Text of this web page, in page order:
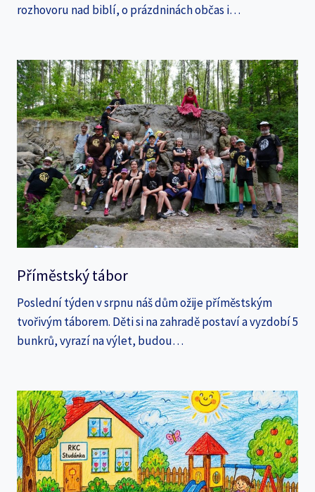
rozhovoru nad biblí, o prázdninách občas i…
Příměstský tábor
Poslední týden v srpnu náš dům ožije příměstským
tvořivým táborem. Děti si na zahradě postaví a vyzdobí 5
bunkrů, vyrazí na výlet, budou…